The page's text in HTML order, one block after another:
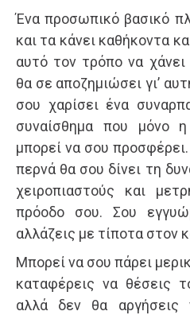
Ένα προσωπικό βασικό
και τα κάνει καθήκοντα
αυτό τον τρόπο να χάνει
θα σε αποζημιώσει γι’
σου χαρίσει ένα
συναίσθημα που μόνο
μπορεί να σου
περνά θα σου δίνει τη
χειροπιαστούς και
πρόοδο σου. Σου
αλλάζεις με τίποτα στον
Μπορεί να σου πάρει
καταφέρεις να θέσεις
αλλά δεν θα αργήσεις